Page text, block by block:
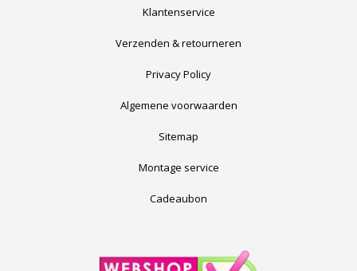
Klantenservice
Verzenden & retourneren
Privacy Policy
Algemene voorwaarden
Sitemap
Montage service
Cadeaubon